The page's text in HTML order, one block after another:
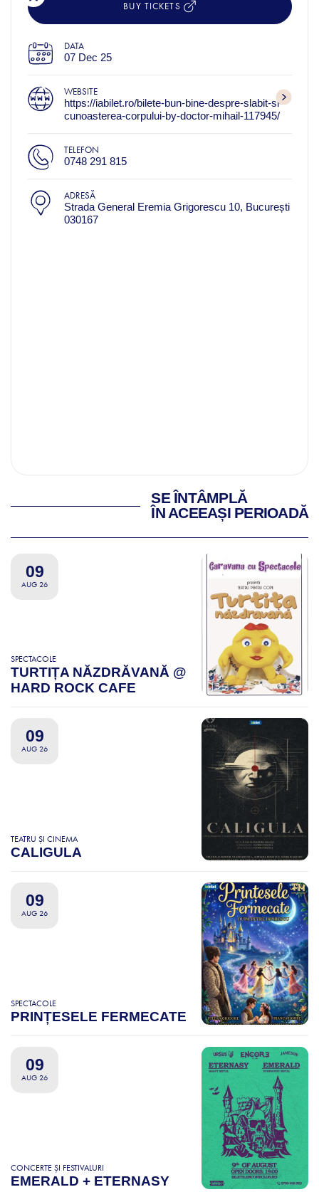
BUY TICKETS
DATA
07 Dec 25
WEBSITE
https://iabilet.ro/bilete-bun-bine-despre-slabit-si-
cunoasterea-corpului-by-doctor-mihail-117945/
TELEFON
0748 291 815
ADRESĂ
Strada General Eremia Grigorescu 10, București
030167
SE ÎNTÂMPLĂ
ÎN ACEEAȘI PERIOADĂ
09
AUG 26
SPECTACOLE
TURTIȚA NĂZDRĂVANĂ @
HARD ROCK CAFE
09
AUG 26
TEATRU ȘI CINEMA
CALIGULA
09
AUG 26
SPECTACOLE
PRINȚESELE FERMECATE
09
AUG 26
CONCERTE ȘI FESTIVALURI
EMERALD + ETERNASY